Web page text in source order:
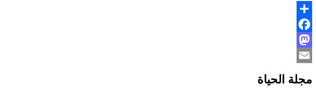
Share
Facebook
Mastodon
مجلة الحياة